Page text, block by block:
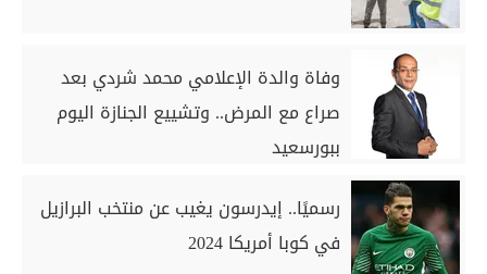
وفاة والدة الإعلامي محمد شردي بعد
صراع مع المرض.. وتشييع الجنازة اليوم
ببورسعيد
رسميًا.. إيدرسون يغيب عن منتخب البرازيل
في كوبا أمريكا 2024